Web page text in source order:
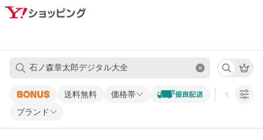
送料無料 価格帯 すべての条
ブランド